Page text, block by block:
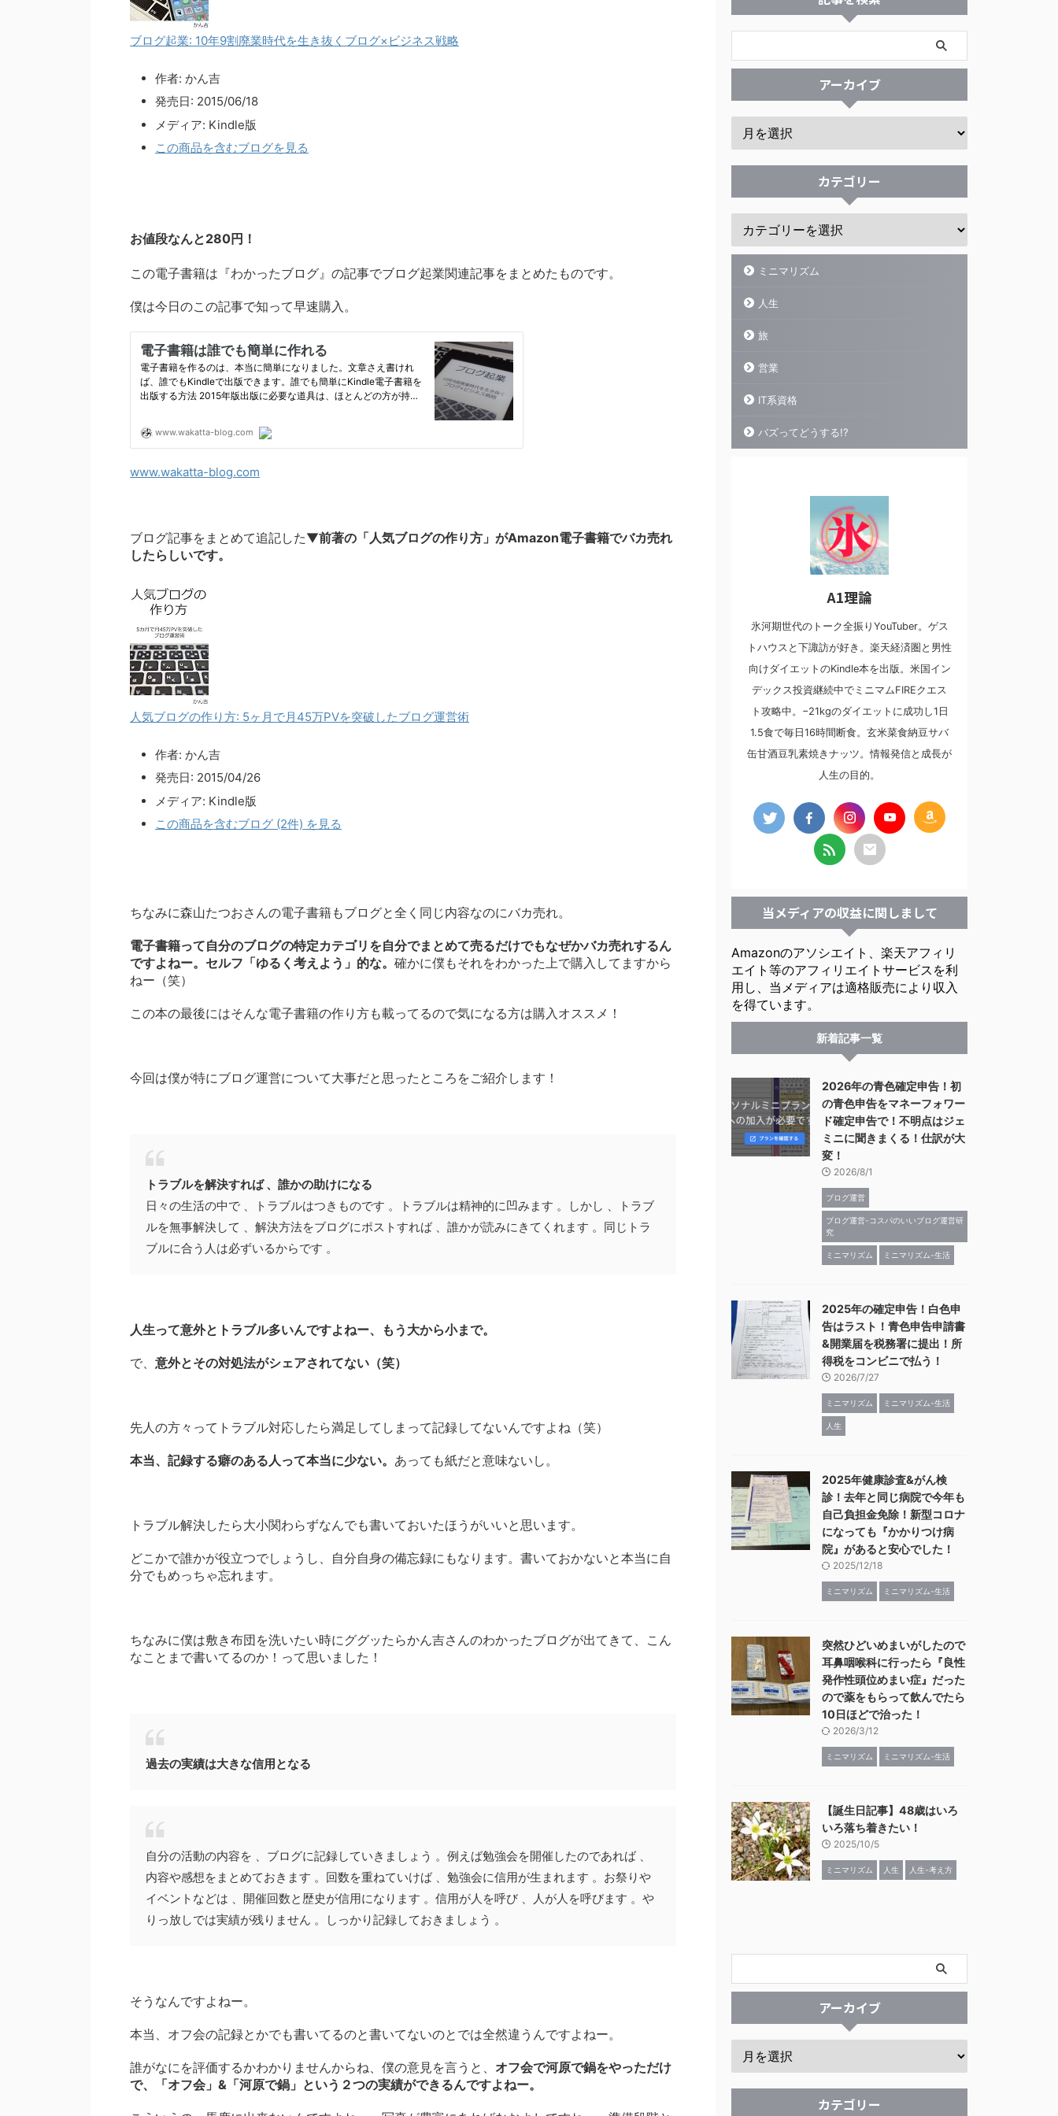
ブログ起業: 10年9割廃業時代を生き抜くブログ×ビジネス戦略
作者: かん吉
発売日: 2015/06/18
メディア: Kindle版
この商品を含むブログを見る
お値段なんと280円！
この電子書籍は『わかったブログ』の記事でブログ起業関連記事をまとめたものです。
僕は今日のこの記事で知って早速購入。
www.wakatta-blog.com
ブログ記事をまとめて追記した▼前著の「人気ブログの作り方」がAmazon電子書籍でバカ売れ
したらしいです。
人気ブログの作り方: 5ヶ月で月45万PVを突破したブログ運営術
作者: かん吉
発売日: 2015/04/26
メディア: Kindle版
この商品を含むブログ (2件) を見る
ちなみに森山たつおさんの電子書籍もブログと全く同じ内容なのにバカ売れ。
電子書籍って自分のブログの特定カテゴリを自分でまとめて売るだけでもなぜかバカ売れするん
ですよねー。セルフ「ゆるく考えよう」的な。 確かに僕もそれをわかった上で購入してますから
ねー（笑）
この本の最後にはそんな電子書籍の作り方も載ってるので気になる方は購入オススメ！
今回は僕が特にブログ運営について大事だと思ったところをご紹介します！
トラブルを解決すれば 、誰かの助けになる
日々の生活の中で 、トラブルはつきものです 。トラブルは精神的に凹みます 。しかし 、トラブ
ルを無事解決して 、解決方法をブログにポストすれば 、誰かが読みにきてくれます 。同じトラ
ブルに合う人は必ずいるからです 。
人生って意外とトラブル多いんですよねー、もう大から小まで。
で、 意外とその対処法がシェアされてない（笑）
先人の方々ってトラブル対応したら満足してしまって記録してないんですよね（笑）
本当、記録する癖のある人って本当に少ない。 あっても紙だと意味ないし。
トラブル解決したら大小関わらずなんでも書いておいたほうがいいと思います。
どこかで誰かが役立つでしょうし、自分自身の備忘録にもなります。書いておかないと本当に自
分でもめっちゃ忘れます。
ちなみに僕は敷き布団を洗いたい時にググッたらかん吉さんのわかったブログが出てきて、こん
なことまで書いてるのか！って思いました！
過去の実績は大きな信用となる
自分の活動の内容を 、ブログに記録していきましょう 。例えば勉強会を開催したのであれば 、
内容や感想をまとめておきます 。回数を重ねていけば 、勉強会に信用が生まれます 。お祭りや
イベントなどは 、開催回数と歴史が信用になります 。信用が人を呼び 、人が人を呼びます 。や
りっ放しでは実績が残りません 。しっかり記録しておきましょう 。
そうなんですよねー。
本当、オフ会の記録とかでも書いてるのと書いてないのとでは全然違うんですよねー。
誰がなにを評価するかわかりませんからね、僕の意見を言うと、 オフ会で河原で鍋をやっただけ
で、「オフ会」&「河原で鍋」という２つの実績ができるんですよねー。
アーカイブ
カテゴリー
ミニマリズム
人生
旅
営業
IT系資格
バズってどうする!?
A1理論
氷河期世代のトーク全振りYouTuber。ゲス
トハウスと下諏訪が好き。楽天経済圏と男性
向けダイエットのKindle本を出版。米国イン
デックス投資継続中でミニマムFIREクエス
ト攻略中。−21kgのダイエットに成功し1日
1.5食で毎日16時間断食。玄米菜食納豆サバ
缶甘酒豆乳素焼きナッツ。情報発信と成長が
人生の目的。
当メディアの収益に関しまして
Amazonのアソシエイト、楽天アフィリ
エイト等のアフィリエイトサービスを利
用し、当メディアは適格販売により収入
を得ています。
新着記事一覧
2026年の青色確定申告！初
の青色申告をマネーフォワー
ド確定申告で！不明点はジェ
ミニに聞きまくる！仕訳が大
変！
2026/8/1
ブログ運営
ブログ運営-コスパのいいブログ運営研
究
ミニマリズム ミニマリズム-生活
2025年の確定申告！白色申
告はラスト！青色申告申請書
&開業届を税務署に提出！所
得税をコンビニで払う！
2026/7/27
ミニマリズム ミニマリズム-生活
人生
2025年健康診査&がん検
診！去年と同じ病院で今年も
自己負担金免除！新型コロナ
になっても『かかりつけ病
院』があると安心でした！
2025/12/18
ミニマリズム ミニマリズム-生活
突然ひどいめまいがしたので
耳鼻咽喉科に行ったら『良性
発作性頭位めまい症』だった
ので薬をもらって飲んでたら
10日ほどで治った！
2026/3/12
ミニマリズム ミニマリズム-生活
【誕生日記事】48歳はいろ
いろ落ち着きたい！
2025/10/5
ミニマリズム 人生 人生-考え方
アーカイブ
カテゴリー